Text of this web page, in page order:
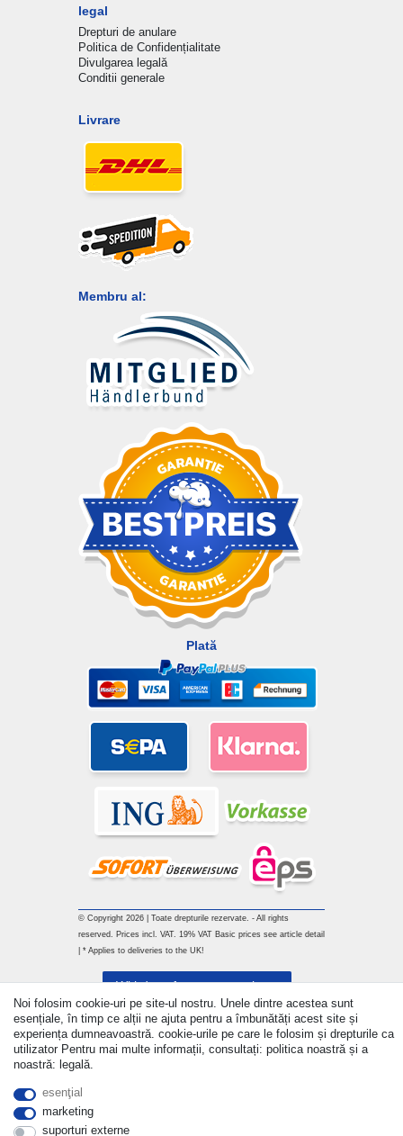
legal
Drepturi de anulare
Politica de Confidențialitate
Divulgarea legală
Conditii generale
Livrare
Membru al:
Plată
© Copyright 2026 | Toate drepturile rezervate. - All rights
reserved. Prices incl. VAT. 19% VAT Basic prices see article detail
| * Applies to deliveries to the UK!
Noi folosim cookie-uri pe site-ul nostru. Unele dintre acestea sunt
esențiale, în timp ce alții ne ajuta pentru a îmbunătăți acest site și
experiența dumneavoastră. cookie-urile pe care le folosim și drepturile ca
utilizator Pentru mai multe informații, consultați: politica noastră și a
noastră: legală.
esenţial
marketing
suporturi externe
Withdraw from contract here
a lua legatura